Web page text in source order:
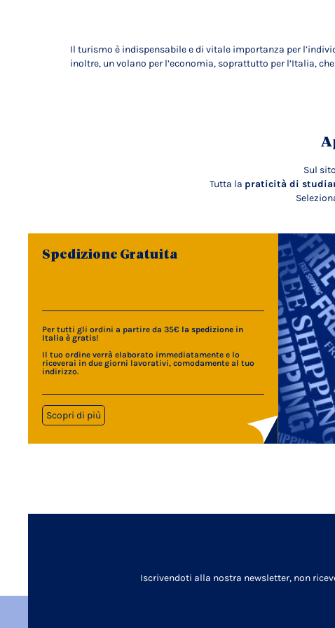
Il turismo è indispensabile e di vitale importanza per
inoltre, un volano per l’economia, soprattutto per l’Italia,
Sul
Tutta la praticità di
Spedizione Gratuita
Per tutti gli ordini a partire da 35€ la spedizione in
Italia è gratis!
Il tuo ordine verrà elaborato immediatamente e lo
riceverai in due giorni lavorativi, comodamente al tuo
indirizzo.
Scopri di più
Iscrivendoti alla nostra newsletter, non